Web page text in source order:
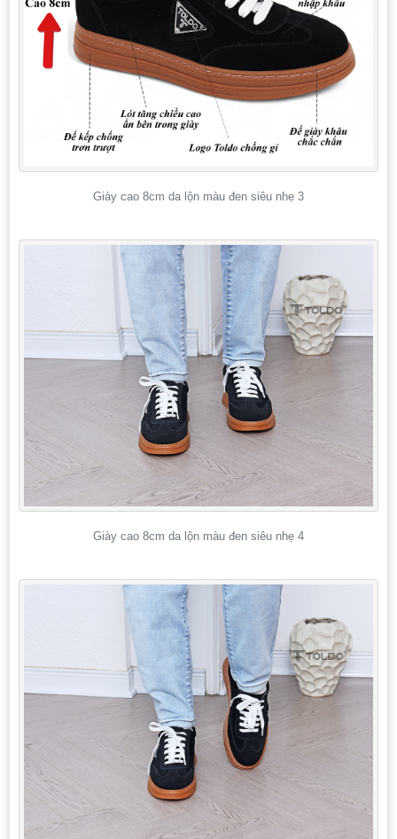
Giày cao 8cm da lộn màu đen siêu nhẹ 3
Giày cao 8cm da lộn màu đen siêu nhẹ 4